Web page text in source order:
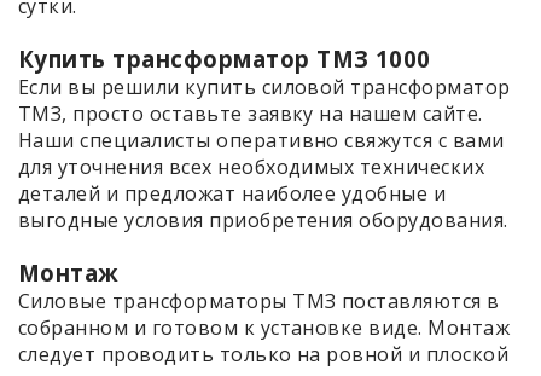
сутки.
Купить трансформатор ТМЗ 1000
Если вы решили купить силовой трансформатор
ТМЗ, просто оставьте заявку на нашем сайте.
Наши специалисты оперативно свяжутся с вами
для уточнения всех необходимых технических
деталей и предложат наиболее удобные и
выгодные условия приобретения оборудования.
Монтаж
Силовые трансформаторы ТМЗ поставляются в
собранном и готовом к установке виде. Монтаж
следует проводить только на ровной и плоской